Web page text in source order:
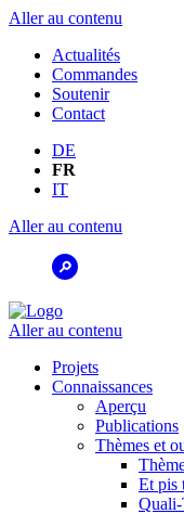
Aller au contenu
Actualités
Commandes
Soutenir
Contact
DE
FR
IT
Aller au contenu
Aller au contenu
Projets
Connaissances
Aperçu
Publications
Thèmes et
Et pis